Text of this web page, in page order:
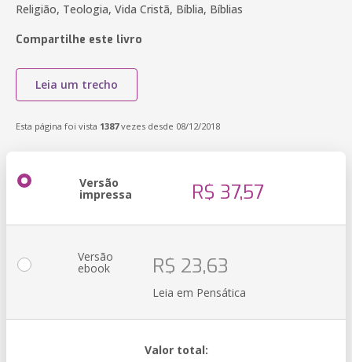
Religião, Teologia, Vida Cristã, Bíblia, Bíblias
Compartilhe este livro
Leia um trecho
Esta página foi vista 1387vezes desde 08/12/2018
Versão
impressa R$ 37,57
Versão
ebook R$ 23,63
Leia em Pensática
Valor total: